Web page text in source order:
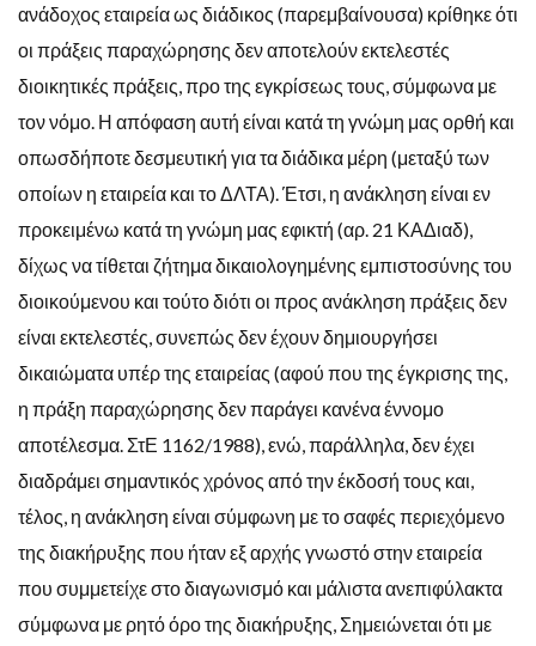
ανάδοχος εταιρεία ως διάδικος (παρεμβαίνουσα) κρίθηκε ότι
οι πράξεις παραχώρησης δεν αποτελούν εκτελεστές
διοικητικές πράξεις, προ της εγκρίσεως τους, σύμφωνα με
τον νόμο. Η απόφαση αυτή είναι κατά τη γνώμη μας ορθή και
οπωσδήποτε δεσμευτική για τα διάδικα μέρη (μεταξύ των
οποίων η εταιρεία και το ΔΛΤΑ). Έτσι, η ανάκληση είναι εν
προκειμένω κατά τη γνώμη μας εφικτή (αρ. 21 ΚΑΔιαδ),
δίχως να τίθεται ζήτημα δικαιολογημένης εμπιστοσύνης του
διοικούμενου και τούτο διότι οι προς ανάκληση πράξεις δεν
είναι εκτελεστές, συνεπώς δεν έχουν δημιουργήσει
δικαιώματα υπέρ της εταιρείας (αφού που της έγκρισης της,
η πράξη παραχώρησης δεν παράγει κανένα έννομο
αποτέλεσμα. ΣτΕ 1162/1988), ενώ, παράλληλα, δεν έχει
διαδράμει σημαντικός χρόνος από την έκδοσή τους και,
τέλος, η ανάκληση είναι σύμφωνη με το σαφές περιεχόμενο
της διακήρυξης που ήταν εξ αρχής γνωστό στην εταιρεία
που συμμετείχε στο διαγωνισμό και μάλιστα ανεπιφύλακτα
σύμφωνα με ρητό όρο της διακήρυξης, Σημειώνεται ότι με